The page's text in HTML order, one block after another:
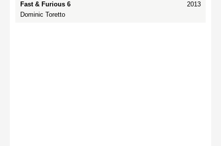
2013
Fast & Furious 6
Dominic Toretto